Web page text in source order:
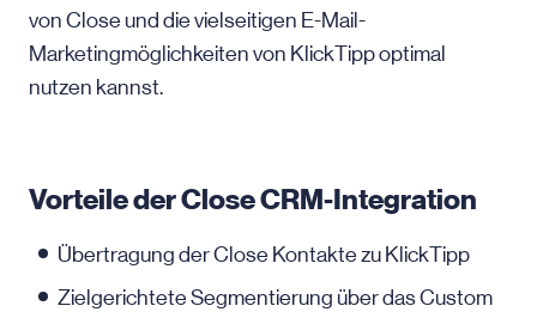
von Close und die vielseitigen E-Mail-
Marketingmöglichkeiten von KlickTipp optimal
nutzen kannst.
Vorteile der Close CRM-Integration
Übertragung der Close Kontakte zu KlickTipp
Zielgerichtete Segmentierung über das Custom